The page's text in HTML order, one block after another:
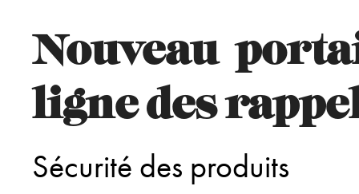
Nouveau
ligne des
Sécurité des produits